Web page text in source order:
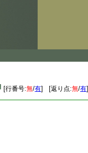
[行番号:無/有] [返り点:無/有]